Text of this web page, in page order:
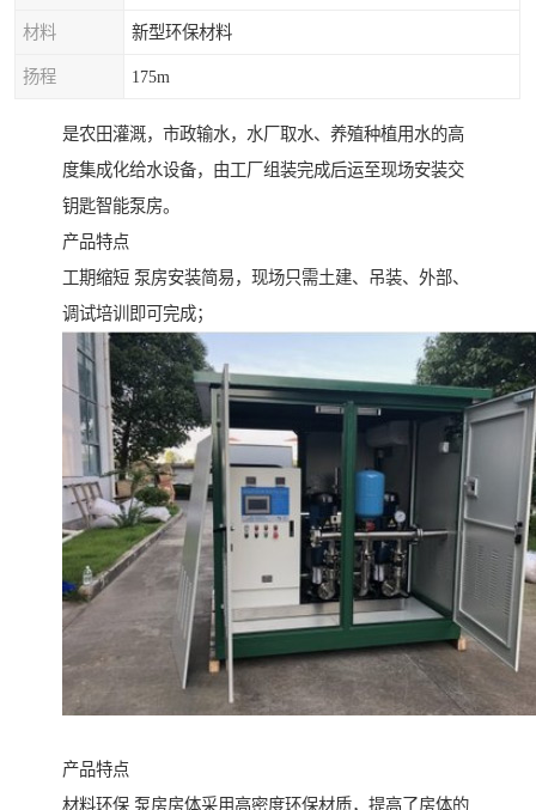
材料 新型环保材料
扬程 175m
是农田灌溉，市政输水，水厂取水、养殖种植用水的高
度集成化给水设备，由工厂组装完成后运至现场安装交
钥匙智能泵房。
产品特点
工期缩短 泵房安装简易，现场只需土建、吊装、外部、
调试培训即可完成；
产品特点
材料环保 泵房房体采用高密度环保材质，提高了房体的